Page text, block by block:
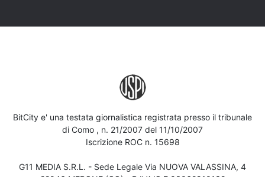
BitCity e' una testata giornalistica registrata presso il tribunale
di Como , n. 21/2007 del 11/10/2007
Iscrizione ROC n. 15698
G11 MEDIA S.R.L. - Sede Legale Via NUOVA VALASSINA, 4